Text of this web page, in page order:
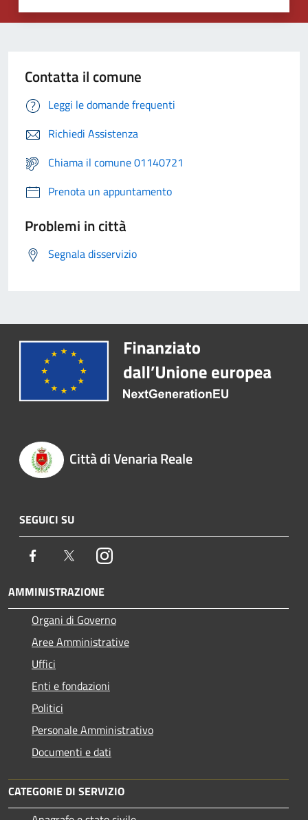
Contatta il comune
Leggi le domande frequenti
Richiedi Assistenza
Chiama il comune 01140721
Prenota un appuntamento
Problemi in città
Segnala disservizio
Città di Venaria Reale
SEGUICI SU
Facebook TwitterInstagram
AMMINISTRAZIONE
Organi di Governo
Aree Amministrative
Uffici
Enti e fondazioni
Politici
Personale Amministrativo
Documenti e dati
CATEGORIE DI SERVIZIO